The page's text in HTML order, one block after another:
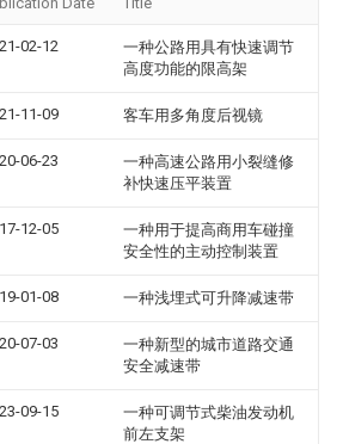
02-12
一种公路用具有快速调节
高度功能的限高架
11-09 客车用多角度后视镜
06-23
一种高速公路用小裂缝修
补快速压平装置
12-05
一种用于提高商用车碰撞
安全性的主动控制装置
01-08 一种浅埋式可升降减速带
07-03
一种新型的城市道路交通
安全减速带
09-15
一种可调节式柴油发动机
前左支架